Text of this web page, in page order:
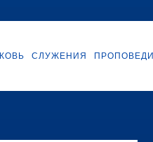
СЛУЖЕНИЯ ПРОПОВЕДИ